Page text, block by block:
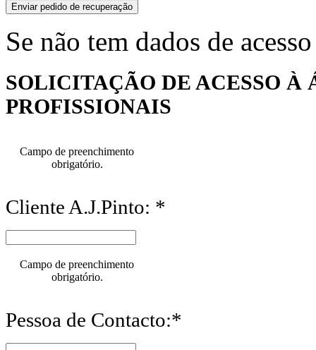
Enviar pedido de recuperação
Se não tem dados de
SOLICITAÇÃO DE ACESSO À
PROFISSIONAIS
Campo de preenchimento
obrigatório.
Cliente A.J.Pinto: *
Campo de preenchimento
obrigatório.
Pessoa de Contacto:*